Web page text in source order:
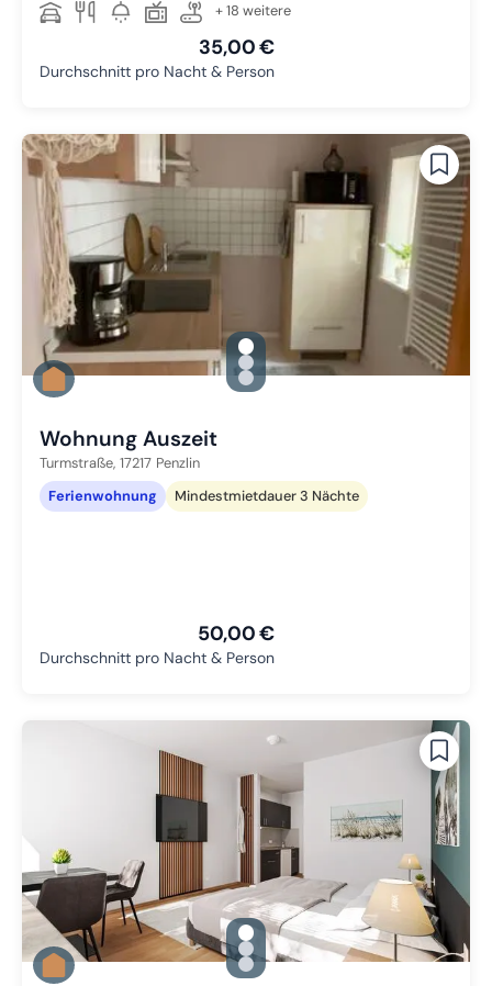
+ 18 weitere
35,00 €
Durchschnitt pro Nacht & Person
gallery.slide_selector
Zu Slide 1 wechseln
Zu Slide 2 wechseln
Zu Slide 3 wechseln
Wohnung Auszeit
Turmstraße, 17217 Penzlin
Ferienwohnung
Mindestmietdauer 3 Nächte
50,00 €
Durchschnitt pro Nacht & Person
gallery.slide_selector
Zu Slide 1 wechseln
Zu Slide 2 wechseln